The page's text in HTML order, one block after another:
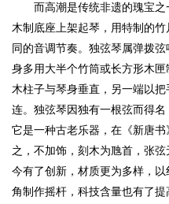
而高潮是传统非遗的瑰宝
木制底座上架起琴，用特制的
同的音调节奏。独弦琴属弹拨
身多用大半个竹筒或长方形木
木柱子与琴身垂直，另一端以
连。独弦琴因独有一根弦而得
它是一种古老乐器，在《新唐
之，不加饰，刻木为虺首，张
今有了创新，材质更为多样，
角制作摇杆，科技含量也有了